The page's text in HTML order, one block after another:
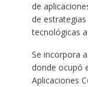
de
de
tecnológicas
Se incorpora a
donde ocupó
Aplicaciones